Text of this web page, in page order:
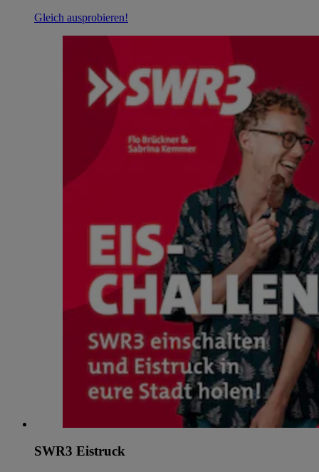
Gleich ausprobieren!
SWR3 Eistruck